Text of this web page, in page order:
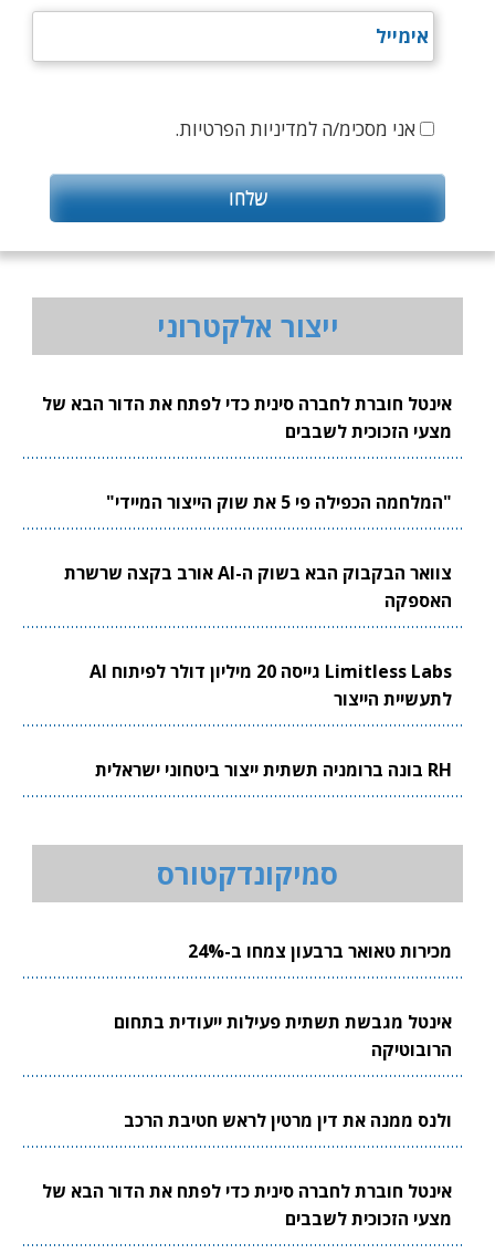
אני מסכימ/ה למדיניות הפרטיות.
ייצור אלקטרוני
אינטל חוברת לחברה סינית כדי לפתח את הדור הבא של
מצעי הזכוכית לשבבים
"המלחמה הכפילה פי 5 את שוק הייצור המיידי"
צוואר הבקבוק הבא בשוק ה-AI אורב בקצה שרשרת
האספקה
Limitless Labs גייסה 20 מיליון דולר לפיתוח AI
לתעשיית הייצור
RH בונה ברומניה תשתית ייצור ביטחוני ישראלית
סמיקונדקטורס
מכירות טאואר ברבעון צמחו ב-24%
אינטל מגבשת תשתית פעילות ייעודית בתחום
הרובוטיקה
ולנס ממנה את דין מרטין לראש חטיבת הרכב
אינטל חוברת לחברה סינית כדי לפתח את הדור הבא של
מצעי הזכוכית לשבבים